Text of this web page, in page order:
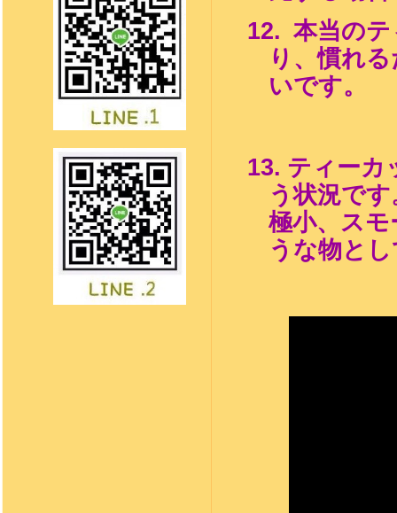
12. 本当のテ
り、慣れ
いです。
13. テ ィーカ
う状況で
極小、ス
うな物と